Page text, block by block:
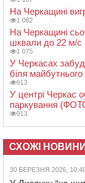
На Черкащині
1 082
На Черкащині
шквали до 22 м/с
1 075
У Черкасах
біля
913
У центрі Черкас
паркування
913
СХОЖІ НОВИНИ
30 БЕРЕЗНЯ 2026,